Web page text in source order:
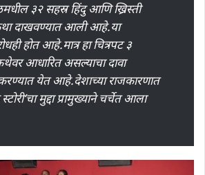
३२ सहस्र हिंदु आणि ख्रिस्ती
दाखवण्यात आली आहे.या
होत आहे.मात्र हा चित्रपट ३
आधारित असल्याचा दावा
करण्यात येत आहे.देशाच्या राजकारणात
मुद्दा प्रामुख्याने चर्चेत आला